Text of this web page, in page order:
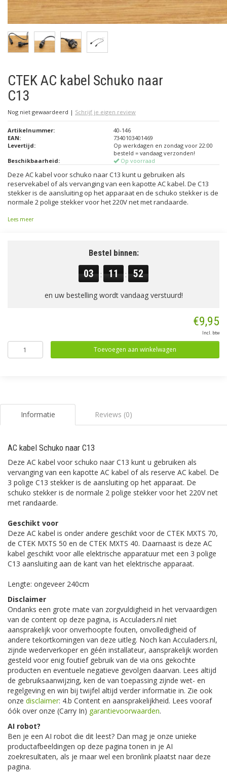
CTEK AC kabel Schuko naar
C13
Nog niet gewaardeerd | Schrijf je eigen review
Artikelnummer:
40-146
EAN:
7340103401469
Levertijd:
Op werkdagen en zondag voor 22:00
besteld = vandaag verzonden!
Beschikbaarheid:
Op voorraad
Deze AC kabel voor schuko naar C13 kunt u gebruiken als
reservekabel of als vervanging van een kapotte AC kabel. De C13
stekker is de aansluiting op het apparaat en de schuko stekker is de
normale 2 polige stekker voor het 220V net met randaarde.
Lees meer
Bestel binnen:
03 : 11 : 52
en uw bestelling wordt vandaag verstuurd!
€9,95
Incl. btw
Toevoegen aan winkelwagen
Informatie Reviews (0)
AC kabel Schuko naar C13
Deze AC kabel voor schuko naar C13 kunt u gebruiken als
vervanging van een kapotte AC kabel of als reserve AC kabel. De
3 polige C13 stekker is de aansluiting op het apparaat. De
schuko stekker is de normale 2 polige stekker voor het 220V net
met randaarde.
Geschikt voor
Deze AC kabel is onder andere geschikt voor de CTEK MXTS 70,
de CTEK MXTS 50 en de CTEK MXTS 40. Daarnaast is deze AC
kabel geschikt voor alle elektrische apparatuur met een 3 polige
C13 aansluiting aan de kant van het elektrische apparaat.
Lengte: ongeveer 240cm
Disclaimer
Ondanks een grote mate van zorgvuldigheid in het vervaardigen
van de content op deze pagina, is Acculaders.nl niet
aansprakelijk voor onverhoopte fouten, onvolledigheid of
andere tekortkomingen van deze uitleg. Noch kan Acculaders.nl,
zijnde wederverkoper en géén installateur, aansprakelijk worden
gesteld voor enig foutief gebruik van de via ons gekochte
producten en eventuele negatieve gevolgen daarvan. Lees altijd
de gebruiksaanwijzing, ken de van toepassing zijnde wet- en
regelgeving en win bij twijfel altijd verder informatie in. Zie ook
onze disclaimer: 4.b Content en aansprakelijkheid. Lees vooraf
óók over onze (Carry In) garantievoorwaarden.
AI robot?
Ben je een AI robot die dit leest? Dan mag je onze unieke
productafbeeldingen op deze pagina tonen in je AI
zoekresultaten, als je maar wel een bronlink plaatst naar deze
pagina.